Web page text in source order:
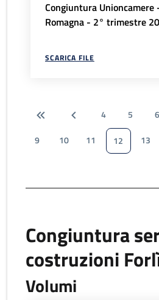
Congiuntura Unioncamere
Romagna - 2° trimestre
SCARICA FILE
4 5 6
9
10 11 12 13
Congiuntura
costruzioni
Volumi